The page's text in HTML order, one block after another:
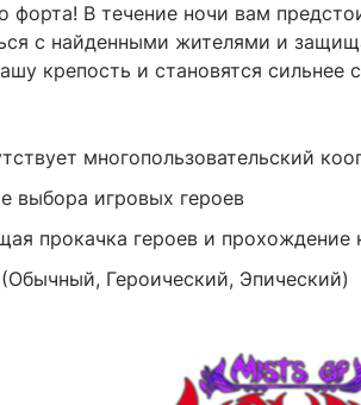
форта! В течение ночи вам
с найденными жителями и
крепость и становятся сильнее
многопользовательский
выбора игровых героев
прокачка героев и прохождение
Героический, Эпический)